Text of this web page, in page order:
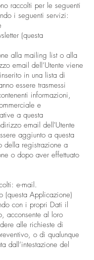
raccolti per le seguenti
i seguenti servizi:
(questa
alla mailing list o alla
email dell’Utente viene
in una lista di
essere trasmessi
informazioni,
e
a questa
email dell'Utente
aggiunto a questa
della registrazione a
o dopo aver effettuato
e-mail.
(questa Applicazione)
con i propri Dati il
acconsente al loro
alle richieste di
o di qualunque
dall’intestazione del